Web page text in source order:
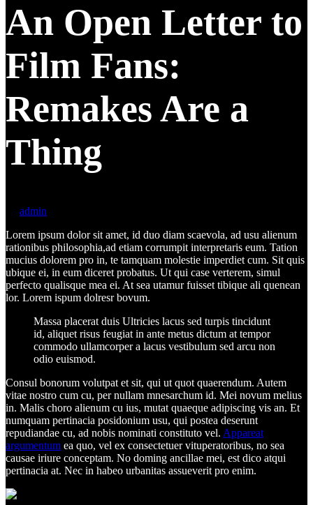
An Open Letter to
Film Fans:
Remakes Are a
Thing
admin
Lorem ipsum dolor sit amet, id duo diam scaevola, ad usu alienum
rationibus philosophia,ad etiam corrumpit interpretaris eum. Tation
mucius dolorem pro in, te tamquam molestie imperdiet cum. Sit quis
ubique ei, in eum diceret probatus. Ut qui case verterem, simul
perfecto qualisque mea ei. At sea utamur fuisset tibique ali quenean
lor. Lorem ispum dolresr bovum.
Massa placerat duis Ultricies lacus sed turpis tincidunt
id, aliquet risus feugiat in ante metus dictum at tempor
commodo ullamcorper a lacus vestibulum sed arcu non
odio euismod.
Consul bonorum volutpat et sit, qui ut quot quaerendum. Autem
vitae nostro cum cu, per nullam mnesarchum id. Mei novum melius
in. Malis choro alienum cu ius, mutat quaeque adipiscing vis an. Et
numquam pertinacia posidonium usu, qui postea deserunt
repudiandae cu, ad nobis nominati constituto vel. Appareat
argumentum ea quo, vel ex consectetuer vituperatoribus, no sea
causae iriure conceptam. No doming ancillae mei, est dico atqui
pertinacia at. Nec in habeo urbanitas assueverit pro enim.